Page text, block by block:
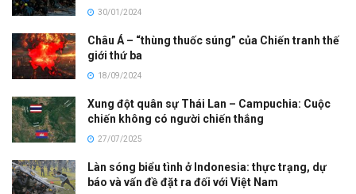
30/01/2024
Châu Á – “thùng thuốc súng” của Chiến tranh thế
giới thứ ba
18/09/2024
Xung đột quân sự Thái Lan – Campuchia: Cuộc
chiến không có người chiến thắng
27/07/2025
Làn sóng biểu tình ở Indonesia: thực trạng, dự
báo và vấn đề đặt ra đối với Việt Nam